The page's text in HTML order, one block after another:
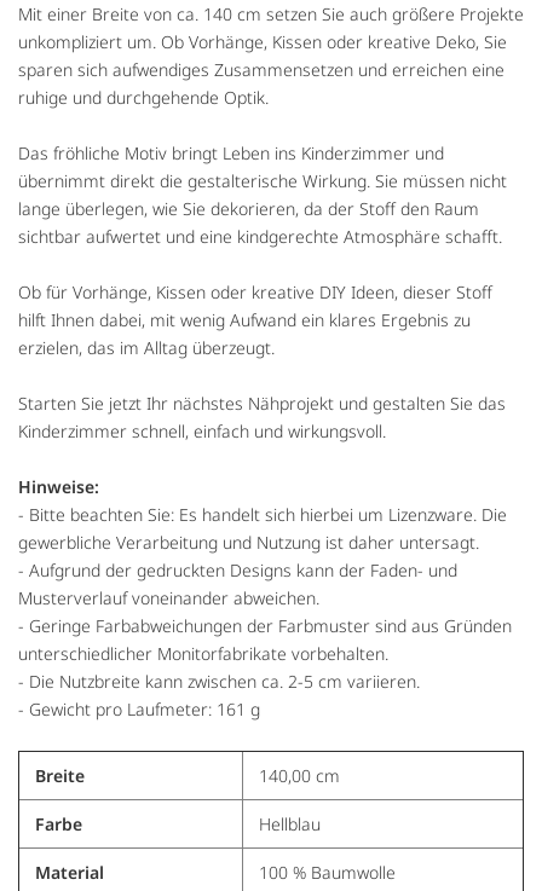
Mit einer Breite von ca. 140 cm setzen Sie auch größere Projekte
unkompliziert um. Ob Vorhänge, Kissen oder kreative Deko, Sie
sparen sich aufwendiges Zusammensetzen und erreichen eine
ruhige und durchgehende Optik.
Das fröhliche Motiv bringt Leben ins Kinderzimmer und
übernimmt direkt die gestalterische Wirkung. Sie müssen nicht
lange überlegen, wie Sie dekorieren, da der Stoff den Raum
sichtbar aufwertet und eine kindgerechte Atmosphäre schafft.
Ob für Vorhänge, Kissen oder kreative DIY Ideen, dieser Stoff
hilft Ihnen dabei, mit wenig Aufwand ein klares Ergebnis zu
erzielen, das im Alltag überzeugt.
Starten Sie jetzt Ihr nächstes Nähprojekt und gestalten Sie das
Kinderzimmer schnell, einfach und wirkungsvoll.
Hinweise:
- Bitte beachten Sie: Es handelt sich hierbei um Lizenzware. Die
gewerbliche Verarbeitung und Nutzung ist daher untersagt.
- Aufgrund der gedruckten Designs kann der Faden- und
Musterverlauf voneinander abweichen.
- Geringe Farbabweichungen der Farbmuster sind aus Gründen
unterschiedlicher Monitorfabrikate vorbehalten.
- Die Nutzbreite kann zwischen ca. 2-5 cm variieren.
- Gewicht pro Laufmeter: 161 g
Breite 140,00 cm
Farbe Hellblau
Material 100 % Baumwolle